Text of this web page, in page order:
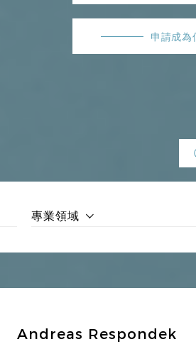
申請成為
專業領域
Andreas Respondek